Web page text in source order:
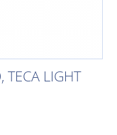
TECA LIGHT